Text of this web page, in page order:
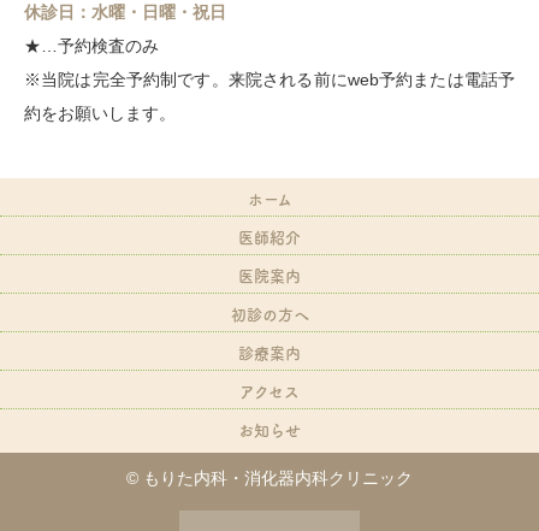
休診日：水曜・日曜・祝日
★…予約検査のみ
※当院は完全予約制です。来院される前にweb予約または電話予
約をお願いします。
ホーム
医師紹介
医院案内
初診の方へ
診療案内
アクセス
お知らせ
© もりた内科・消化器内科クリニック